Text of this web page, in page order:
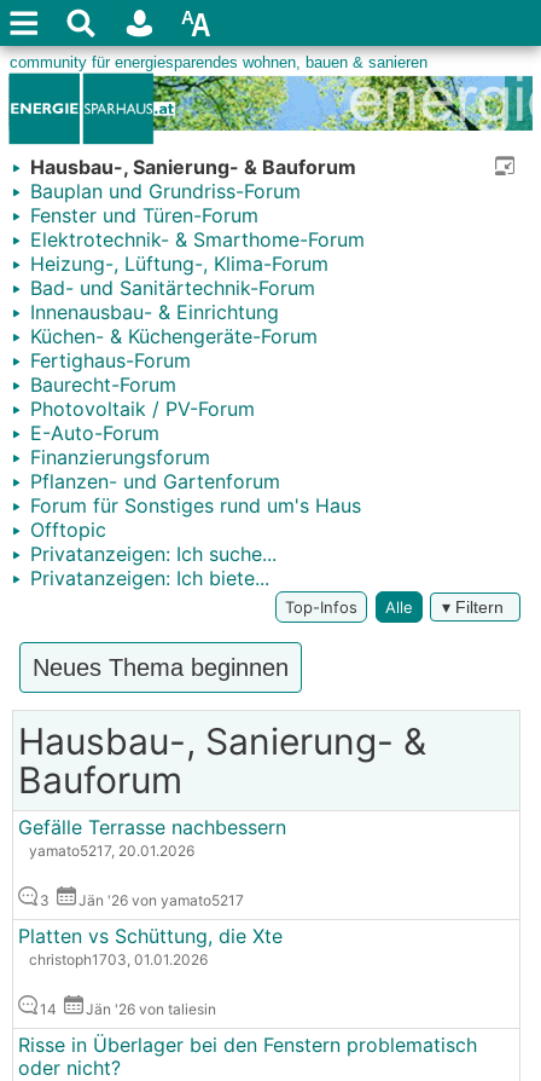
Hausbau-, Sanierung- & Bauforum
Bauplan und Grundriss-Forum
Fenster und Türen-Forum
Elektrotechnik- & Smarthome-Forum
Heizung-, Lüftung-, Klima-Forum
Bad- und Sanitärtechnik-Forum
Innenausbau- & Einrichtung
Küchen- & Küchengeräte-Forum
Fertighaus-Forum
Baurecht-Forum
Photovoltaik / PV-Forum
E-Auto-Forum
Finanzierungsforum
Pflanzen- und Gartenforum
Forum für Sonstiges rund um's Haus
Offtopic
Privatanzeigen: Ich suche...
Privatanzeigen: Ich biete...
Top-Infos Alle ▾ Filtern
Neues Thema beginnen
Hausbau-, Sanierung- &
Bauforum
Gefälle Terrasse nachbessern
yamato5217, 20.01.2026
3 Jän '26 von yamato5217
Platten vs Schüttung, die Xte
christoph1703, 01.01.2026
14 Jän '26 von taliesin
Risse in Überlager bei den Fenstern problematisch
oder nicht?